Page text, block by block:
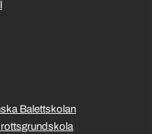
Balettskolan